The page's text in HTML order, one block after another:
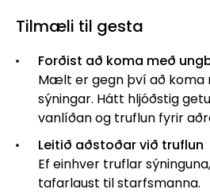
Tilmæli til gesta
Forðist að koma með
Mælt er gegn því að koma
sýningar. Hátt hljóðstig
vanlíðan og truflun fyrir
Leitið aðstoðar við truflun
Ef einhver truflar
tafarlaust til starfsmanna.